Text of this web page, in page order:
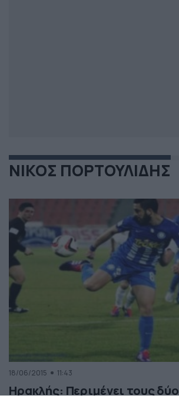
ΝΙΚΟΣ ΠΟΡΤΟΥΛΙΔΗΣ
18/06/2015 11:43
Ηρακλής: Περιμένει τους δύο